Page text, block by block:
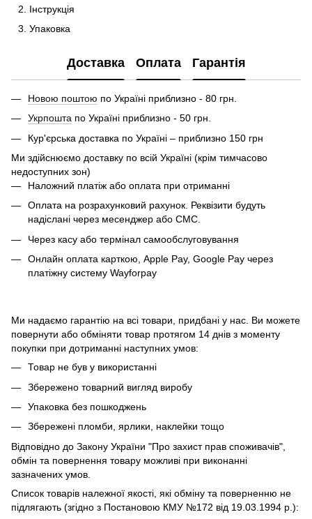
Інструкція
Упаковка
Доставка Оплата Гарантія
Новою поштою по Україні приблизно - 80 грн.
Укрпошта по Україні приблизно - 50 грн.
Кур'єрська доставка по Україні – приблизно 150 грн
Ми здійснюємо доставку по всій Україні (крім тимчасово
недоступних зон)
Наложний платіж або оплата при отриманні
Оплата на розрахунковий рахунок. Реквізити будуть
надіслані через месенджер або СМС.
Через касу або термінал самообслуговування
Онлайн оплата карткою, Apple Pay, Google Pay через
платіжну систему Wayforpay
Ми надаємо гарантію на всі товари, придбані у нас. Ви можете
повернути або обміняти товар протягом 14 днів з моменту
покупки при дотриманні наступних умов:
Товар не був у використанні
Збережено товарний вигляд виробу
Упаковка без пошкоджень
Збережені пломби, ярлики, наклейки тощо
Відповідно до Закону України "Про захист прав споживачів",
обмін та повернення товару можливі при виконанні
зазначених умов.
Список товарів належної якості, які обміну та поверненню не
підлягають (згідно з Постановою КМУ №172 від 19.03.1994 р.):